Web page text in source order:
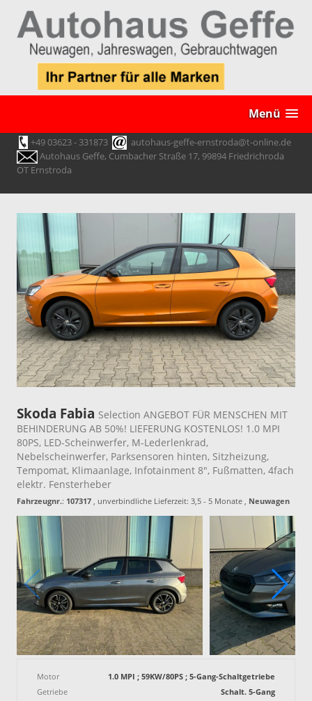
Menü
+49 03623 - 331873
autohaus-geffe-ernstroda@t-online.de
Autohaus Geffe, Cumbacher Straße 17, 99894 Friedrichroda
OT Ernstroda
Skoda Fabia Selection ANGEBOT FÜR MENSCHEN MIT
BEHINDERUNG AB 50%! LIEFERUNG KOSTENLOS! 1.0 MPI
80PS, LED-Scheinwerfer, M-Lederlenkrad,
Nebelscheinwerfer, Parksensoren hinten, Sitzheizung,
Tempomat, Klimaanlage, Infotainment 8", Fußmatten, 4fach
elektr. Fensterheber
Fahrzeugnr.: 107317 , unverbindliche Lieferzeit: 3,5 - 5 Monate , Neuwagen
Motor
1.0 MPI ; 59KW/80PS ; 5-Gang-Schaltgetriebe
Getriebe
Schalt. 5-Gang